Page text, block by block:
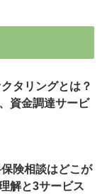
タリングとは？
資金調達サービ
保険相談はどこが
解と3サービス